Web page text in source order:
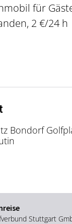
für
2 €/24 h
Bondorf
Stuttgart